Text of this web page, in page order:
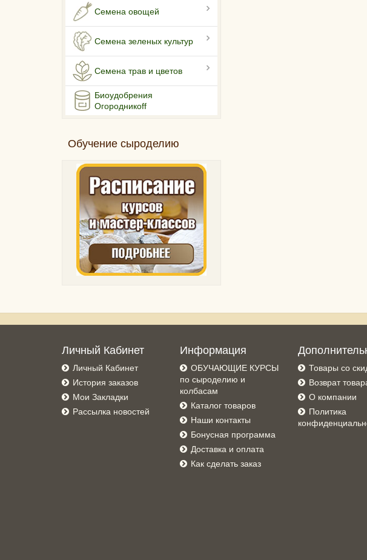
Семена овощей
Семена зеленых культур
Семена трав и цветов
Биоудобрения
Огородникоff
Обучение сыроделию
Личный Кабинет
Личный Кабинет
История заказов
Мои Закладки
Рассылка новостей
Информация
ОБУЧАЮЩИЕ КУРСЫ
по сыроделию и
колбасам
Каталог товаров
Наши контакты
Бонусная программа
Доставка и оплата
Как сделать заказ
Товары со
Возврат
О компании
Политика